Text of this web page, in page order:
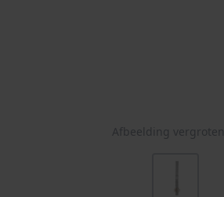
Afbeelding vergroten